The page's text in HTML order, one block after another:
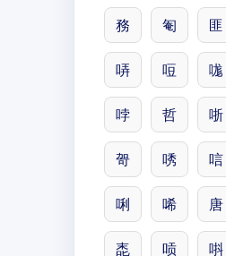
務 匎 匪
哢 哣 哤
哱 哲 哳
哿 唀 唁
唎 唏 唐
唜 唝 唞